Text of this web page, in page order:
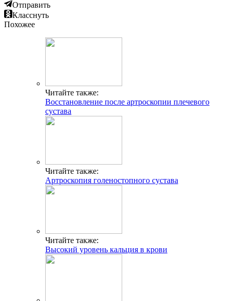
Отправить
Класснуть
Похожее
Читайте также:
Восстановление после артроскопии плечевого
сустава
Читайте также:
Артроскопия голеностопного сустава
Читайте также:
Высокий уровень кальция в крови